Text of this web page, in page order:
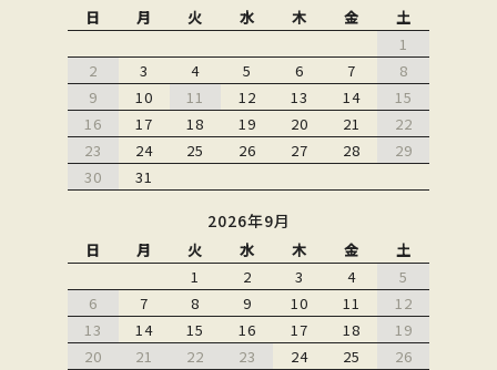
日 月 火 水 木 金
土
1
2
3 4 5 6 7
8
9
10 11 12 13 14
15
16
17 18 19 20 21
22
23
24 25 26 27 28
29
30
31
2026年9月
日 月 火 水 木 金
土
1
2 3 4
5
6
7 8 9 10 11
12
13
14 15 16 17 18
19
20
21 22 23 24 25
26